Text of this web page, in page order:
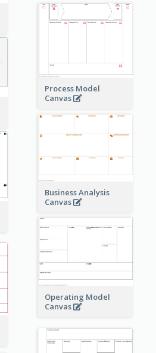
Process Model
Canvas
Business Analysis
Canvas
Operating Model
Canvas